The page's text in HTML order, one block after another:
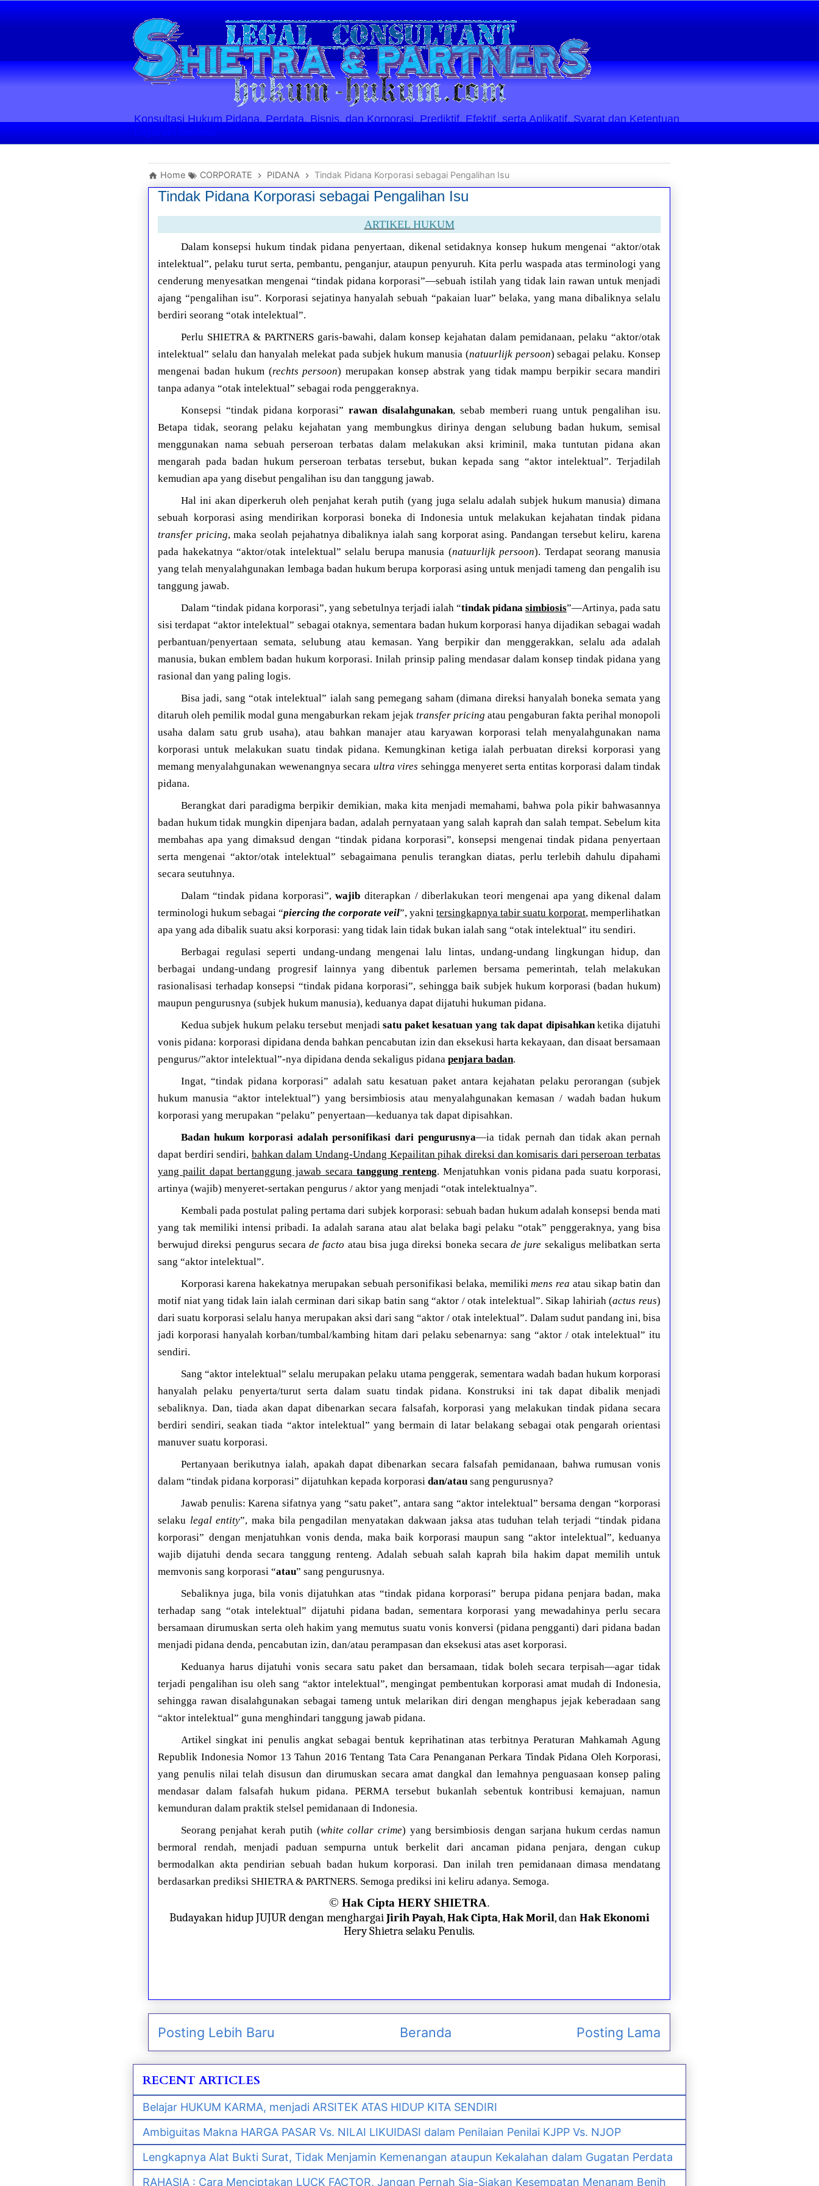
Konsultasi Hukum Pidana, Perdata, Bisnis, dan Korporasi. Prediktif, Efektif, serta Aplikatif. Syarat dan Ketentuan
Layanan Berlaku
Home CORPORATE PIDANA Tindak Pidana Korporasi sebagai Pengalihan Isu
Tindak Pidana Korporasi sebagai Pengalihan Isu
ARTIKEL HUKUM
Dalam konsepsi hukum tindak pidana penyertaan, dikenal setidaknya konsep hukum mengenai “aktor/otak
intelektual”, pelaku turut serta, pembantu, penganjur, ataupun penyuruh. Kita perlu waspada atas terminologi yang
cenderung menyesatkan mengenai “tindak pidana korporasi”—sebuah istilah yang tidak lain rawan untuk menjadi
ajang “pengalihan isu”. Korporasi sejatinya hanyalah sebuah “pakaian luar” belaka, yang mana dibaliknya selalu
berdiri seorang “otak intelektual”.
Perlu SHIETRA & PARTNERS garis-bawahi, dalam konsep kejahatan dalam pemidanaan, pelaku “aktor/otak
intelektual” selalu dan hanyalah melekat pada subjek hukum manusia (natuurlijk persoon) sebagai pelaku. Konsep
mengenai badan hukum (rechts persoon) merupakan konsep abstrak yang tidak mampu berpikir secara mandiri
tanpa adanya “otak intelektual” sebagai roda penggeraknya.
Konsepsi “tindak pidana korporasi” rawan disalahgunakan, sebab memberi ruang untuk pengalihan isu.
Betapa tidak, seorang pelaku kejahatan yang membungkus dirinya dengan selubung badan hukum, semisal
menggunakan nama sebuah perseroan terbatas dalam melakukan aksi kriminil, maka tuntutan pidana akan
mengarah pada badan hukum perseroan terbatas tersebut, bukan kepada sang “aktor intelektual”. Terjadilah
kemudian apa yang disebut pengalihan isu dan tanggung jawab.
Hal ini akan diperkeruh oleh penjahat kerah putih (yang juga selalu adalah subjek hukum manusia) dimana
sebuah korporasi asing mendirikan korporasi boneka di Indonesia untuk melakukan kejahatan tindak pidana
transfer pricing, maka seolah pejahatnya dibaliknya ialah sang korporat asing. Pandangan tersebut keliru, karena
pada hakekatnya “aktor/otak intelektual” selalu berupa manusia (natuurlijk persoon). Terdapat seorang manusia
yang telah menyalahgunakan lembaga badan hukum berupa korporasi asing untuk menjadi tameng dan pengalih isu
tanggung jawab.
Dalam “tindak pidana korporasi”, yang sebetulnya terjadi ialah “tindak pidana simbiosis”—Artinya, pada satu
sisi terdapat “aktor intelektual” sebagai otaknya, sementara badan hukum korporasi hanya dijadikan sebagai wadah
perbantuan/penyertaan semata, selubung atau kemasan. Yang berpikir dan menggerakkan, selalu ada adalah
manusia, bukan emblem badan hukum korporasi. Inilah prinsip paling mendasar dalam konsep tindak pidana yang
rasional dan yang paling logis.
Bisa jadi, sang “otak intelektual” ialah sang pemegang saham (dimana direksi hanyalah boneka semata yang
ditaruh oleh pemilik modal guna mengaburkan rekam jejak transfer pricing atau pengaburan fakta perihal monopoli
usaha dalam satu grub usaha), atau bahkan manajer atau karyawan korporasi telah menyalahgunakan nama
korporasi untuk melakukan suatu tindak pidana. Kemungkinan ketiga ialah perbuatan direksi korporasi yang
memang menyalahgunakan wewenangnya secara ultra vires sehingga menyeret serta entitas korporasi dalam tindak
pidana.
Berangkat dari paradigma berpikir demikian, maka kita menjadi memahami, bahwa pola pikir bahwasannya
badan hukum tidak mungkin dipenjara badan, adalah pernyataan yang salah kaprah dan salah tempat. Sebelum kita
membahas apa yang dimaksud dengan “tindak pidana korporasi”, konsepsi mengenai tindak pidana penyertaan
serta mengenai “aktor/otak intelektual” sebagaimana penulis terangkan diatas, perlu terlebih dahulu dipahami
secara seutuhnya.
Dalam “tindak pidana korporasi”,wajib diterapkan / diberlakukan teori mengenai apa yang dikenal dalam
terminologi hukum sebagai “piercing the corporate veil”, yakni tersingkapnya tabir suatu korporat, memperlihatkan
apa yang ada dibalik suatu aksi korporasi: yang tidak lain tidak bukan ialah sang “otak intelektual” itu sendiri.
Berbagai regulasi seperti undang-undang mengenai lalu lintas, undang-undang lingkungan hidup, dan
berbagai undang-undang progresif lainnya yang dibentuk parlemen bersama pemerintah, telah melakukan
rasionalisasi terhadap konsepsi “tindak pidana korporasi”, sehingga baik subjek hukum korporasi (badan hukum)
maupun pengurusnya (subjek hukum manusia), keduanya dapat dijatuhi hukuman pidana.
Kedua subjek hukum pelaku tersebut menjadisatu paket kesatuan yang tak dapat dipisahkanketika dijatuhi
vonis pidana: korporasi dipidana denda bahkan pencabutan izin dan eksekusi harta kekayaan, dan disaat bersamaan
pengurus/”aktor intelektual”-nya dipidana denda sekaligus pidana penjara badan.
Ingat, “tindak pidana korporasi” adalah satu kesatuan paket antara kejahatan pelaku perorangan (subjek
hukum manusia “aktor intelektual”) yang bersimbiosis atau menyalahgunakan kemasan / wadah badan hukum
korporasi yang merupakan “pelaku” penyertaan—keduanya tak dapat dipisahkan.
Badan hukum korporasi adalah personifikasi dari pengurusnya—ia tidak pernah dan tidak akan pernah
dapat berdiri sendiri, bahkan dalam Undang-Undang Kepailitan pihak direksi dan komisaris dari perseroan terbatas
yang pailit dapat bertanggung jawab secara tanggung renteng. Menjatuhkan vonis pidana pada suatu korporasi,
artinya (wajib) menyeret-sertakan pengurus / aktor yang menjadi “otak intelektualnya”.
Kembali pada postulat paling pertama dari subjek korporasi: sebuah badan hukum adalah konsepsi benda mati
yang tak memiliki intensi pribadi. Ia adalah sarana atau alat belaka bagi pelaku “otak” penggeraknya, yang bisa
berwujud direksi pengurus secara de facto atau bisa juga direksi boneka secara de jure sekaligus melibatkan serta
sang “aktor intelektual”.
Korporasi karena hakekatnya merupakan sebuah personifikasi belaka, memilikimens rea atau sikap batin dan
motif niat yang tidak lain ialah cerminan dari sikap batin sang “aktor / otak intelektual”. Sikap lahiriah (actus reus)
dari suatu korporasi selalu hanya merupakan aksi dari sang “aktor / otak intelektual”. Dalam sudut pandang ini, bisa
jadi korporasi hanyalah korban/tumbal/kambing hitam dari pelaku sebenarnya: sang “aktor / otak intelektual” itu
sendiri.
Sang “aktor intelektual” selalu merupakan pelaku utama penggerak, sementara wadah badan hukum korporasi
hanyalah pelaku penyerta/turut serta dalam suatu tindak pidana. Konstruksi ini tak dapat dibalik menjadi
sebaliknya. Dan, tiada akan dapat dibenarkan secara falsafah, korporasi yang melakukan tindak pidana secara
berdiri sendiri, seakan tiada “aktor intelektual” yang bermain di latar belakang sebagai otak pengarah orientasi
manuver suatu korporasi.
Pertanyaan berikutnya ialah, apakah dapat dibenarkan secara falsafah pemidanaan, bahwa rumusan vonis
dalam “tindak pidana korporasi” dijatuhkan kepada korporasi dan/atau sang pengurusnya?
Jawab penulis: Karena sifatnya yang “satu paket”, antara sang “aktor intelektual” bersama dengan “korporasi
selaku legal entity”, maka bila pengadilan menyatakan dakwaan jaksa atas tuduhan telah terjadi “tindak pidana
korporasi” dengan menjatuhkan vonis denda, maka baik korporasi maupun sang “aktor intelektual”, keduanya
wajib dijatuhi denda secara tanggung renteng. Adalah sebuah salah kaprah bila hakim dapat memilih untuk
memvonis sang korporasi “atau” sang pengurusnya.
Sebaliknya juga, bila vonis dijatuhkan atas “tindak pidana korporasi” berupa pidana penjara badan, maka
terhadap sang “otak intelektual” dijatuhi pidana badan, sementara korporasi yang mewadahinya perlu secara
bersamaan dirumuskan serta oleh hakim yang memutus suatu vonis konversi (pidana pengganti) dari pidana badan
menjadi pidana denda, pencabutan izin, dan/atau perampasan dan eksekusi atas aset korporasi.
Keduanya harus dijatuhi vonis secara satu paket dan bersamaan, tidak boleh secara terpisah—agar tidak
terjadi pengalihan isu oleh sang “aktor intelektual”, mengingat pembentukan korporasi amat mudah di Indonesia,
sehingga rawan disalahgunakan sebagai tameng untuk melarikan diri dengan menghapus jejak keberadaan sang
“aktor intelektual” guna menghindari tanggung jawab pidana.
Artikel singkat ini penulis angkat sebagai bentuk keprihatinan atas terbitnya Peraturan Mahkamah Agung
Republik Indonesia Nomor 13 Tahun 2016 Tentang Tata Cara Penanganan Perkara Tindak Pidana Oleh Korporasi,
yang penulis nilai telah disusun dan dirumuskan secara amat dangkal dan lemahnya penguasaan konsep paling
mendasar dalam falsafah hukum pidana. PERMA tersebut bukanlah sebentuk kontribusi kemajuan, namun
kemunduran dalam praktik stelsel pemidanaan di Indonesia.
Seorang penjahat kerah putih (white collar crime) yang bersimbiosis dengan sarjana hukum cerdas namun
bermoral rendah, menjadi paduan sempurna untuk berkelit dari ancaman pidana penjara, dengan cukup
bermodalkan akta pendirian sebuah badan hukum korporasi. Dan inilah tren pemidanaan dimasa mendatang
berdasarkan prediksi SHIETRA & PARTNERS. Semoga prediksi ini keliru adanya. Semoga.
© Hak Cipta HERY SHIETRA.
Budayakan hidup JUJUR dengan menghargaiJirih Payah,Hak Cipta,Hak Moril, danHak Ekonomi
Hery Shietra selaku Penulis.
Posting Lebih Baru Posting Lama
Beranda
RECENT ARTICLES
Belajar HUKUM KARMA, menjadi ARSITEK ATAS HIDUP KITA SENDIRI
Ambiguitas Makna HARGA PASAR Vs. NILAI LIKUIDASI dalam Penilaian Penilai KJPP Vs. NJOP
Lengkapnya Alat Bukti Surat, Tidak Menjamin Kemenangan ataupun Kekalahan dalam Gugatan Perdata
RAHASIA : Cara Menciptakan LUCK FACTOR, Jangan Pernah Sia-Siakan Kesempatan Menanam Benih